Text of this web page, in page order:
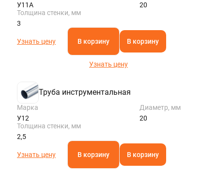
У11А
20
Толщина стенки, мм
3
Узнать цену В корзину В корзину
Узнать цену
Труба инструментальная
Марка
У12
Диаметр, мм
20
Толщина стенки, мм
2,5
Узнать цену В корзину В корзину